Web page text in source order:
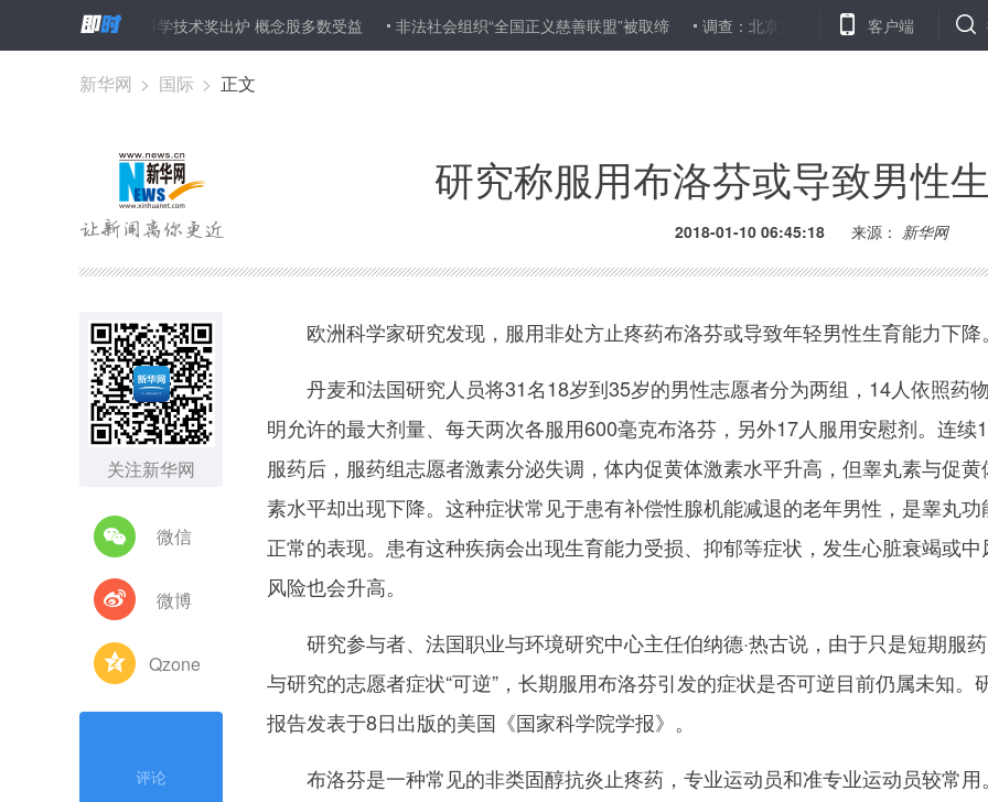
中国最高科学技术奖出炉 概念股多数受益 非法社会组织“全国正义慈善联盟”被取缔 调查：北京东城将改造千条胡同 追寻老北京记忆
客户端
新华网 > 国际 > 正文
研究称服用布洛芬或导致男性
2018-01-10 06:45:18 来源： 新华网
关注新华网
微信
微博
Qzone
评论
欧洲科学家研究发现，服用非处方止疼药布洛芬或导致年轻男性生育能力下降
丹麦和法国研究人员将31名18岁到35岁的男性志愿者分为两组，14人依照药
明允许的最大剂量、每天两次各服用600毫克布洛芬，另外17人服用安慰剂。连续
服药后，服药组志愿者激素分泌失调，体内促黄体激素水平升高，但睾丸素与促黄
素水平却出现下降。这种症状常见于患有补偿性腺机能减退的老年男性，是睾丸功
正常的表现。患有这种疾病会出现生育能力受损、抑郁等症状，发生心脏衰竭或中
风险也会升高。
研究参与者、法国职业与环境研究中心主任伯纳德·热古说，由于只是短期服
与研究的志愿者症状“可逆”，长期服用布洛芬引发的症状是否可逆目前仍属未知。
报告发表于8日出版的美国《国家科学院学报》。
布洛芬是一种常见的非类固醇抗炎止疼药，专业运动员和准专业运动员较常用